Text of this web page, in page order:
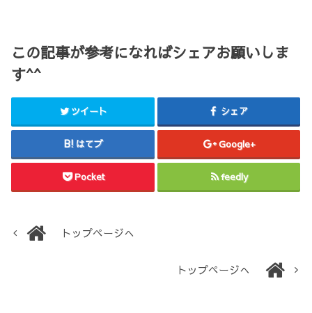
この記事が参考になればシェアお願いしま
す^^
ツイート シェア
はてブ Google+
Pocket feedly
トップページへ
トップページへ